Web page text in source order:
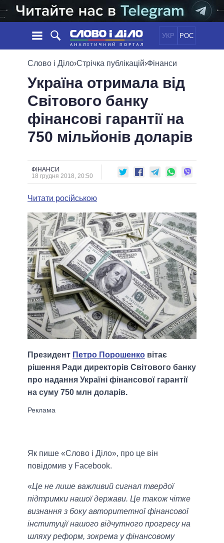
УКР РОС
НОВИНИ
СТРІЧКА
ПОДІЇ
СТАТТІ
ОГЛЯДИ
ДАЙДЖЕСТИ
ПОЛІТИКА
ЕКОНОМІКА
СУСПІЛЬСТВО
СВІТ
ОБIЦЯНКИ
ПОЛIТИКИ
УСІ ПОЛІТИКИ
ПРЕЗИДЕНТ І ОФІС
ВЕРХОВНА РАДА
КАБІНЕТ МІНІСТРІВ
МЕРИ МІСТ
ВСІ ПЕРСОНИ
ІНФОГРАФІКА
ПІДТРИМАТИ
ПОРІВНЯННЯ ПОЛІТИКІВ
Слово і Діло›Стрічка публікацій›Фінанси
Україна отримала від
Світового банку
фінансові гарантії на
750 мільйонів доларів
ФІНАНСИ
18 грудня 2018, 20:50
Читати російською
Президент Петро Порошенко вітає
рішення Ради директорів Світового банку
про надання Україні фінансової гарантії
на суму 750 млн доларів.
Як пише «Слово і Діло», про це він
повідомив у Facebook.
«Це не лише важливий сигнал твердої
підтримки нашої держави. Це також чітке
визнання з боку авторитетної фінансової
інституції нашого відчутного прогресу на
шляху реформ, зокрема у фінансовому